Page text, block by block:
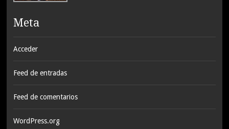
Meta
Acceder
Feed de entradas
Feed de comentarios
WordPress.org